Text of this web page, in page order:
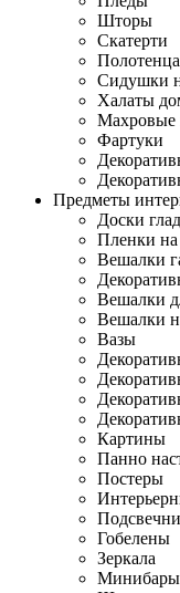
Шторы
Скатерти
Полотенца
Сидушки
Халаты
Махровые
Фартуки
Предметы
Доски
Пленки на
Вешалки
Вешалки
Вешалки
Вазы
Картины
Панно
Постеры
Гобелены
Зеркала
Минибары